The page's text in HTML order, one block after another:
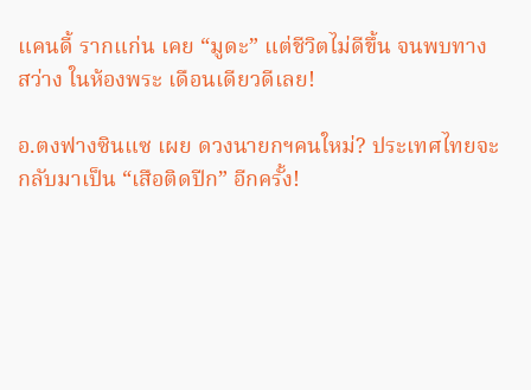
แคนดี้ รากแก่น เคย “มูดะ” แต่ชีวิตไม่ดีขึ้น จนพบทาง
สว่าง ในห้องพระ เดือนเดียวดีเลย!
อ.ตงฟางซินแซ เผย ดวงนายกฯคนใหม่? ประเทศไทยจะ
กลับมาเป็น “เสือติดปีก” อีกครั้ง!